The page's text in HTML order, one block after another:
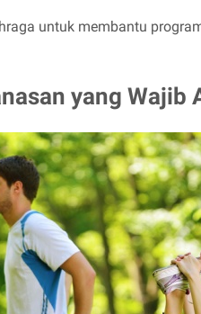
untuk membantu
yang Wajib